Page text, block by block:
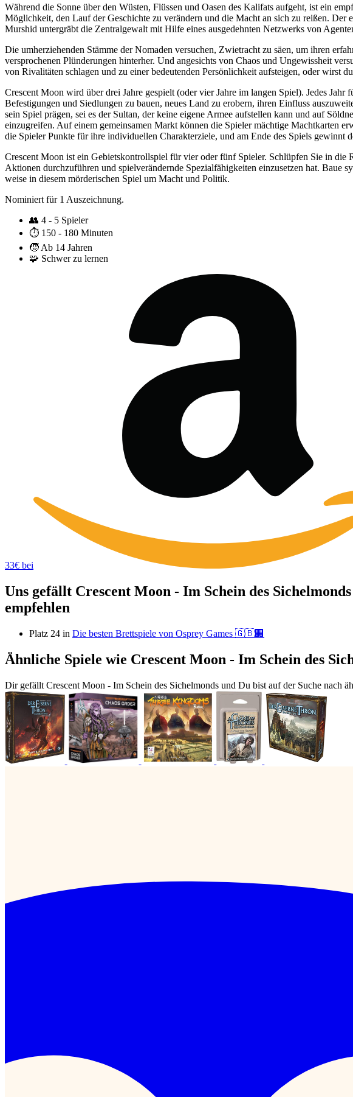
Während die Sonne über den Wüsten, Flüssen und Oasen des Kalifats aufgeht, ist ein
Möglichkeit, den Lauf der Geschichte zu verändern und die Macht an sich zu reißen.
Murshid untergräbt die Zentralgewalt mit Hilfe eines ausgedehnten Netzwerks von
Die umherziehenden Stämme der Nomaden versuchen, Zwietracht zu säen, um ihren
versprochenen Plünderungen hinterher. Und angesichts von Chaos und Ungewissheit
von Rivalitäten schlagen und zu einer bedeutenden Persönlichkeit aufsteigen, oder wirst
Crescent Moon wird über drei Jahre gespielt (oder vier Jahre im langen Spiel). Jedes
Befestigungen und Siedlungen zu bauen, neues Land zu erobern, ihren Einfluss
sein Spiel prägen, sei es der Sultan, der keine eigene Armee aufstellen kann und auf
einzugreifen. Auf einem gemeinsamen Markt können die Spieler mächtige Machtkarten
die Spieler Punkte für ihre individuellen Charakterziele, und am Ende des Spiels gewinnt
Crescent Moon ist ein Gebietskontrollspiel für vier oder fünf Spieler. Schlüpfen Sie in
Aktionen durchzuführen und spielverändernde Spezialfähigkeiten einzusetzen hat. Baue
weise in diesem mörderischen Spiel um Macht und Politik.
Nominiert für 1 Auszeichnung.
👥 4 - 5 Spieler
⏱️ 150 - 180 Minuten
🧒 Ab 14 Jahren
🧩 Schwer zu lernen
33€ bei
Uns gefällt Crescent Moon - Im Schein des
empfehlen
Platz 24 in Die besten Brettspiele von Osprey Games 🇬🇧🏢
Ähnliche Spiele wie Crescent Moon - Im Schein des
Dir gefällt Crescent Moon - Im Schein des Sichelmonds und Du bist auf der Suche nach